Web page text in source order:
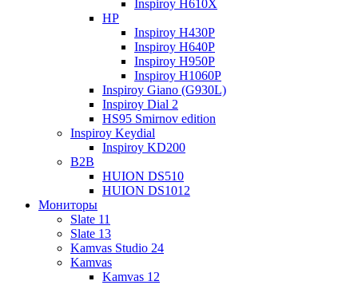
Inspiroy H610X
HP
Inspiroy H430P
Inspiroy H640P
Inspiroy H950P
Inspiroy H1060P
Inspiroy Giano (G930L)
Inspiroy Dial 2
HS95 Smirnov edition
Inspiroy Keydial
Inspiroy KD200
B2B
HUION DS510
HUION DS1012
Мониторы
Slate 11
Slate 13
Kamvas Studio 24
Kamvas
Kamvas 12